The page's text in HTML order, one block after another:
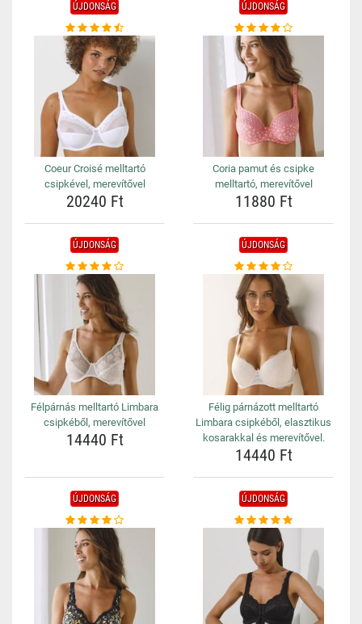
ÚJDONSÁG
Coeur Croisé melltartó
csipkével, merevítővel
20240 Ft
ÚJDONSÁG
Coria pamut és csipke
melltartó, merevítővel
11880 Ft
ÚJDONSÁG
Félpárnás melltartó Limbara
csipkéből, merevítővel
14440 Ft
ÚJDONSÁG
Félig párnázott melltartó
Limbara csipkéből, elasztikus
kosarakkal és merevítővel.
14440 Ft
ÚJDONSÁG ÚJDONSÁG